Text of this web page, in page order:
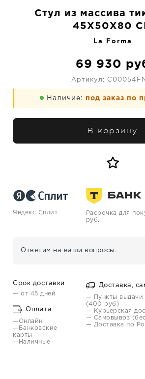
Стул из массива
45X50X80
La Forma
69 930
Артикул:
Наличие: под заказ по
В корзину
Яндекс Сплит
Расрочка для
руб.
Ответим на ваши вопросы.
Срок доставки
— от 45 дней
Оплата
—Онлайн
—Банковские
карты
—Наличные
Доставка,
— Пункты выдачи
(400 руб)
— Курьерская
— Самовывоз
— Доставка по